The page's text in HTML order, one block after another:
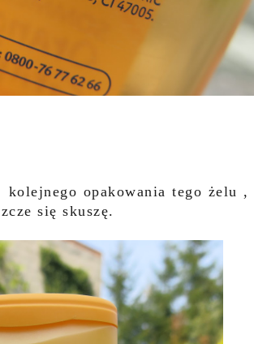
opakowania tego żelu ,
się skuszę.